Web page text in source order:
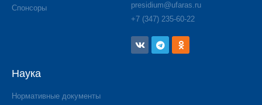
Спонсоры
presidium@ufaras.ru
+7 (347) 235-60-22
Наука
Нормативные документы